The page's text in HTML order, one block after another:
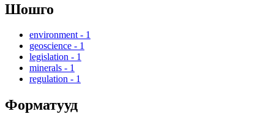
Шошго
environment - 1
geoscience - 1
legislation - 1
minerals - 1
regulation - 1
Форматууд